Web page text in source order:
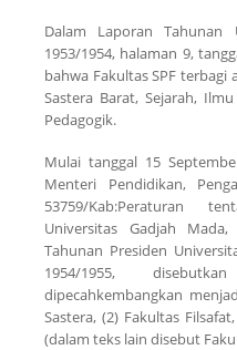
Dalam Laporan Tahunan
1953/1954, halaman 9,
bahwa Fakultas SPF terbagi
Sastera Barat, Sejarah,
Pedagogik.
Mulai tanggal 15
Menteri Pendidikan,
53759/Kab:Peraturan
Universitas Gadjah
Tahunan Presiden
1954/1955,
dipecahkembangkan
Sastera, (2) Fakultas
(dalam teks lain disebut